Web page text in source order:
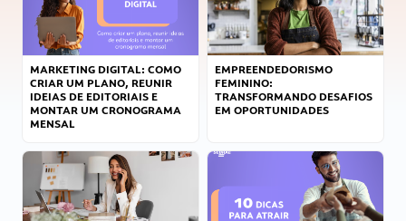
MARKETING DIGITAL: COMO
CRIAR UM PLANO, REUNIR
IDEIAS DE EDITORIAIS E
MONTAR UM CRONOGRAMA
MENSAL
EMPREENDEDORISMO
FEMININO:
TRANSFORMANDO DESAFIOS
EM OPORTUNIDADES